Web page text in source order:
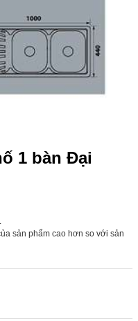
1 bàn Đại
sản phẩm cao hơn so với sản